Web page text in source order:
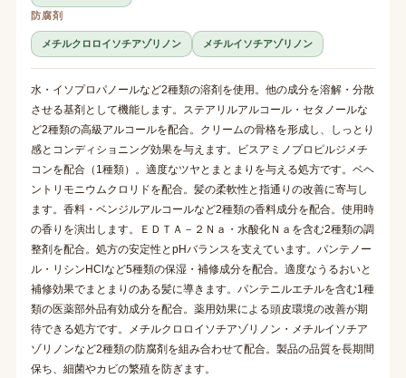
防腐剤
メチルクロロイソチアゾリノン メチルイソチアゾリノン
水・イソプロパノールなど2種類の溶剤を使用。他の成分を溶解・分散
させる基剤として機能します。ステアリルアルコール・セタノールな
ど2種類の高級アルコールを配合。クリームの骨格を形成し、しっとり
感とコンディショニング効果を与えます。ビスアミノプロピルジメチ
コンを配合（1種類）。適度なツヤとまとまりを与える処方です。ベヘ
ントリモニウムクロリドを配合。髪の柔軟性と指通りの改善に寄与し
ます。香料・ベンジルアルコールなど2種類の香料成分を配合。使用時
の香りを演出します。ＥＤＴＡ－２Ｎａ・水酸化Ｎａを含む2種類の調
整剤を配合。処方の安定性とpHバランスを支えています。パンテノー
ル・リシンHClなど5種類の保湿・補修成分を配合。適度なうるおいと
補修効果でまとまりのある髪に導きます。パンテニルエチルを含む1種
類の医薬部外品有効成分を配合。薬用効果による頭皮環境の改善が期
待できる処方です。メチルクロロイソチアゾリノン・メチルイソチア
ゾリノンなど2種類の防腐剤を組み合わせて配合。製品の品質を長期間
保ち、細菌やカビの繁殖を防ぎます。